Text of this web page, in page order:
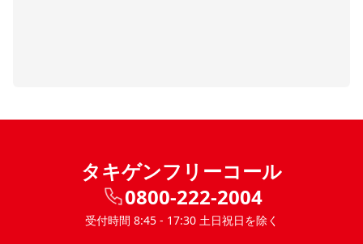
タキゲンフリーコール
0800-222-2004
受付時間 8:45 - 17:30 土日祝日を除く